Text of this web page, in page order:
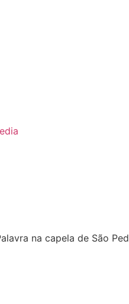
na capela de São